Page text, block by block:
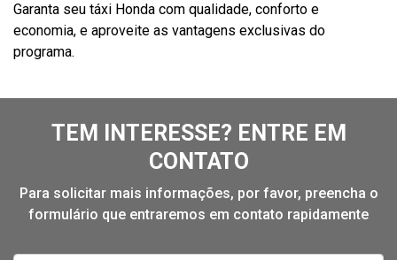
Garanta seu táxi Honda com qualidade, conforto e
economia, e aproveite as vantagens exclusivas do
programa.
TEM INTERESSE? ENTRE EM
CONTATO
Para solicitar mais informações, por favor, preencha o
formulário que entraremos em contato rapidamente